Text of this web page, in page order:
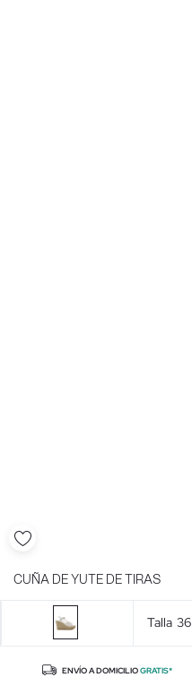
CUÑA DE YUTE DE TIRAS
Talla 36
ENVÍO A DOMICILIOGRATIS*